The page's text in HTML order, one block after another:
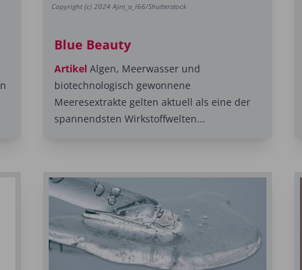
Copyright (c) 2024 Ajm_a_l66/Shutterstock
Blue Beauty
ArtikelAlgen, Meerwasser und
biotechnologisch gewonnene
Meeresextrakte gelten aktuell als eine der
spannendsten Wirkstoffwelten...